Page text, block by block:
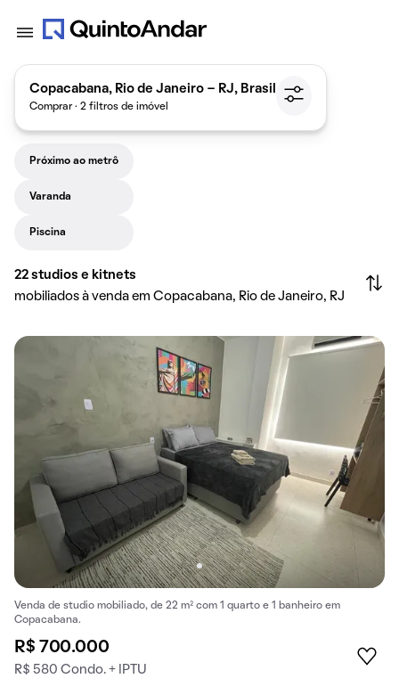
Copacabana, Rio de Janeiro - RJ, Brasil
Comprar · 2 filtros de imóvel
Próximo ao metrô
Varanda
Piscina
22 studios e kitnets
mobiliados à venda em Copacabana, Rio de Janeiro, RJ
Venda de studio mobiliado, de 22 m² com 1 quarto e 1 banheiro em
Copacabana.
R$ 700.000
R$ 580 Condo. + IPTU